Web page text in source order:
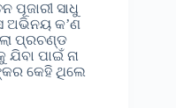
ପୂଜାରୀ ସାଧୁ
ଅଭିନୟ କ’ଣ
ପ୍ରଚଣ୍ଡ
ପାଇଁ ନା
କେହି ଥିଲେ